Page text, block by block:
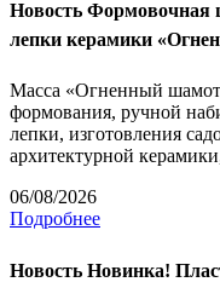
Новость Формовочная
лепки керамики
Масса «Огненный
формования, ручной
лепки, изготовления
архитектурной
06/08/2026
Подробнее
Новость Новинка!